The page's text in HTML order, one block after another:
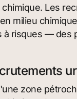
Les
milieu
à risques — des
zone